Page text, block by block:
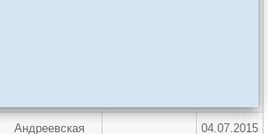
Андреевская 04.07.2015